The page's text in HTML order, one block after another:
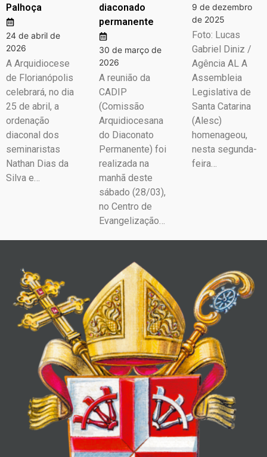
Palhoça
24 de abril de
2026
A Arquidiocese
de Florianópolis
celebrará, no dia
25 de abril, a
ordenação
diaconal dos
seminaristas
Nathan Dias da
Silva e…
diaconado
permanente
30 de março de
2026
A reunião da
CADIP
(Comissão
Arquidiocesana
do Diaconato
Permanente) foi
realizada na
manhã deste
sábado (28/03),
no Centro de
Evangelização…
9 de dezembro
de 2025
Foto: Lucas
Gabriel Diniz /
Agência AL A
Assembleia
Legislativa de
Santa Catarina
(Alesc)
homenageou,
nesta segunda-
feira…